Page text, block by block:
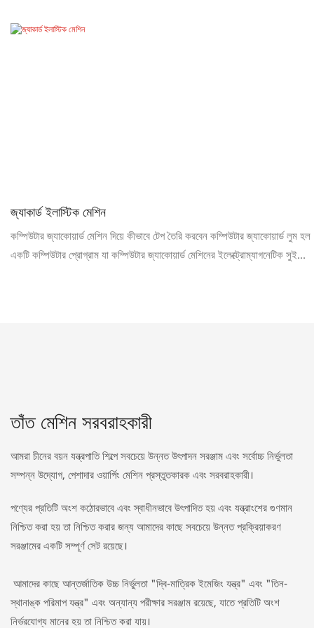
জ্যাকার্ড ইলাস্টিক মেশিন
কম্পিউটার জ্যাকোয়ার্ড মেশিন দিয়ে কীভাবে টেপ তৈরি করবেন কম্পিউটার জ্যাকোয়ার্ড লুম হল
একটি কম্পিউটার প্রোগ্রাম যা কম্পিউটার জ্যাকোয়ার্ড মেশিনের ইলেক্ট্রোম্যাগনেটিক সুই
তাঁত মেশিন সরবরাহকারী
আমরা চীনের বয়ন যন্ত্রপাতি শিল্পে সবচেয়ে উন্নত উৎপাদন সরঞ্জাম এবং সর্বোচ্চ নির্ভুলতা
সম্পন্ন উদ্যোগ, পেশাদার ওয়ার্পিং মেশিন প্রস্তুতকারক এবং সরবরাহকারী।
পণ্যের প্রতিটি অংশ কঠোরভাবে এবং স্বাধীনভাবে উৎপাদিত হয় এবং যন্ত্রাংশের গুণমান
নিশ্চিত করা হয় তা নিশ্চিত করার জন্য আমাদের কাছে সবচেয়ে উন্নত প্রক্রিয়াকরণ
সরঞ্জামের একটি সম্পূর্ণ সেট রয়েছে।
আমাদের কাছে আন্তর্জাতিক উচ্চ নির্ভুলতা "দ্বি-মাত্রিক ইমেজিং যন্ত্র" এবং "তিন-
স্থানাঙ্ক পরিমাপ যন্ত্র" এবং অন্যান্য পরীক্ষার সরঞ্জাম রয়েছে, যাতে প্রতিটি অংশ
নির্ভরযোগ্য মানের হয় তা নিশ্চিত করা যায়।